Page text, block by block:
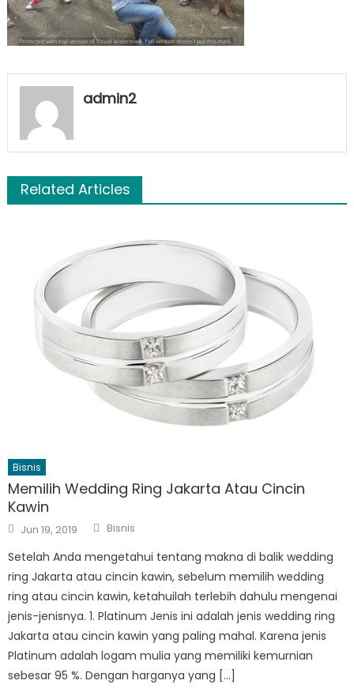
admin2
Related Articles
Bisnis
Memilih Wedding Ring Jakarta Atau Cincin
Kawin
Posted
on
Jun 19, 2019 Author
Bisnis
Setelah Anda mengetahui tentang makna di balik wedding
ring Jakarta atau cincin kawin, sebelum memilih wedding
ring atau cincin kawin, ketahuilah terlebih dahulu mengenai
jenis-jenisnya. 1. Platinum Jenis ini adalah jenis wedding ring
Jakarta atau cincin kawin yang paling mahal. Karena jenis
Platinum adalah logam mulia yang memiliki kemurnian
sebesar 95 %. Dengan harganya yang […]